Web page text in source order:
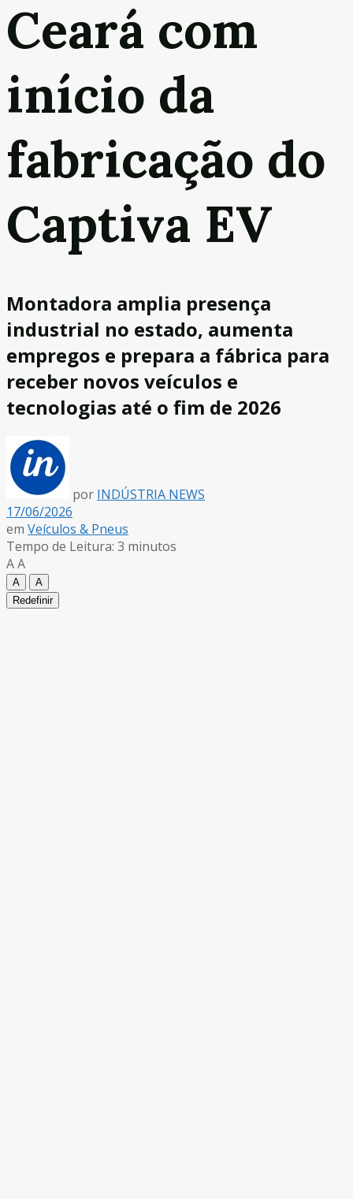
Ceará com
início da
fabricação do
Captiva EV
Montadora amplia presença
industrial no estado, aumenta
empregos e prepara a fábrica para
receber novos veículos e
tecnologias até o fim de 2026
por INDÚSTRIA NEWS
17/06/2026
em Veículos & Pneus
Tempo de Leitura: 3 minutos
AA
A
A
Redefinir